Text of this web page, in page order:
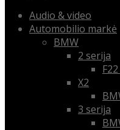
Audio & video
Automobilio markė
BMW
2 serija
X2
3 serija